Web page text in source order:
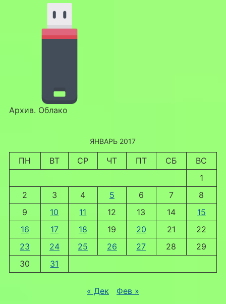
Архив. Облако
ЯНВАРЬ 2017
ПН ВТ СР ЧТ ПТ СБ
ВС
1
2
3 4 5 6 7
8
9
10 11 12 13 14
15
16
17 18 19 20 21
22
23
24 25 26 27 28
29
30
31
« Дек Фев »